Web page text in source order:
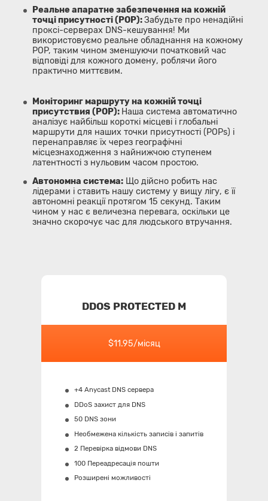
Реальне апаратне забезпечення на кожній
точці присутності (POP):Забудьте про ненадійні
проксі-серверах DNS-кешування! Ми
використовуємо реальне обладнання на кожному
POP, таким чином зменшуючи початковий час
відповіді для кожного домену, роблячи його
практично миттєвим.
Моніторинг маршруту на кожній точці
присутствия (POP): Наша система автоматично
аналізує найбільш короткі місцеві і глобальні
маршрути для наших точки присутності (POPs) і
перенаправляє їх через географічні
місцезнаходження з найнижчою ступенем
латентності з нульовим часом простою.
Автономна система: Що дійсно робить нас
лідерами і ставить нашу систему у вищу лігу, є її
автономні реакції протягом 15 секунд. Таким
чином у нас є величезна перевага, оскільки це
значно скорочує час для людського втручання.
DDOS PROTECTED M
$11.95/місяц
+4 Anycast DNS сервера
DDoS захист для DNS
50 DNS зони
Необмежена кількість записів і запитів
2 Перевірка відмови DNS
100 Переадресація пошти
Розширені можливості